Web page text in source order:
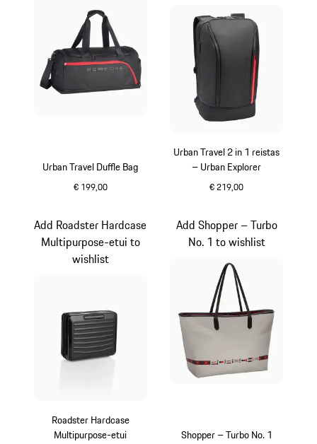
Urban Travel Duffle Bag
€ 199,00
Urban Travel 2 in 1 reistas
– Urban Explorer
€ 219,00
Roadster Hardcase
Multipurpose-etui
Add Roadster Hardcase
Multipurpose-etui to
wishlist
Shopper – Turbo No. 1
Add Shopper – Turbo
No. 1 to wishlist